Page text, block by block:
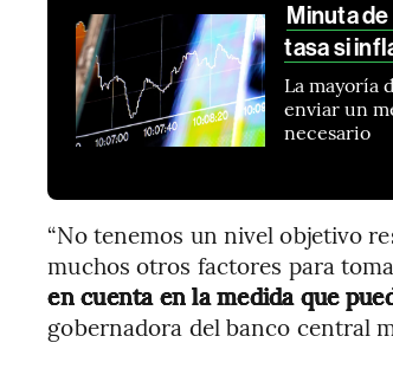
Minuta
tasa si
La mayoría
enviar un
necesario
“No tenemos un nivel objetivo
muchos otros factores para
en cuenta en la medida que
gobernadora del banco central